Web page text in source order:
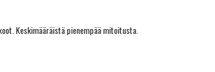
Keskimääräistä pienempää mitoitusta.